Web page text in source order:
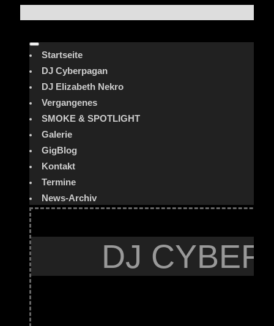
Startseite
DJ Cyberpagan
DJ Elizabeth Nekro
Vergangenes
SMOKE & SPOTLIGHT
Galerie
GigBlog
Kontakt
Termine
News-Archiv
DJ